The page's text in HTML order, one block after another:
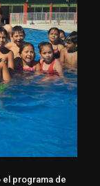
programa de